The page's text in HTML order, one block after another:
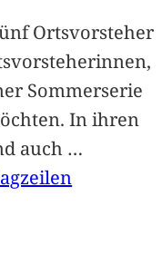
Ortsvorsteher
Sommerserie
In ihren
auch …